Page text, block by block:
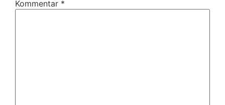
Kommentar *